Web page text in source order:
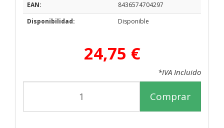
EAN:
8436574704297
Disponibilidad:
Disponible
24,75 €
*IVA Incluido
Comprar